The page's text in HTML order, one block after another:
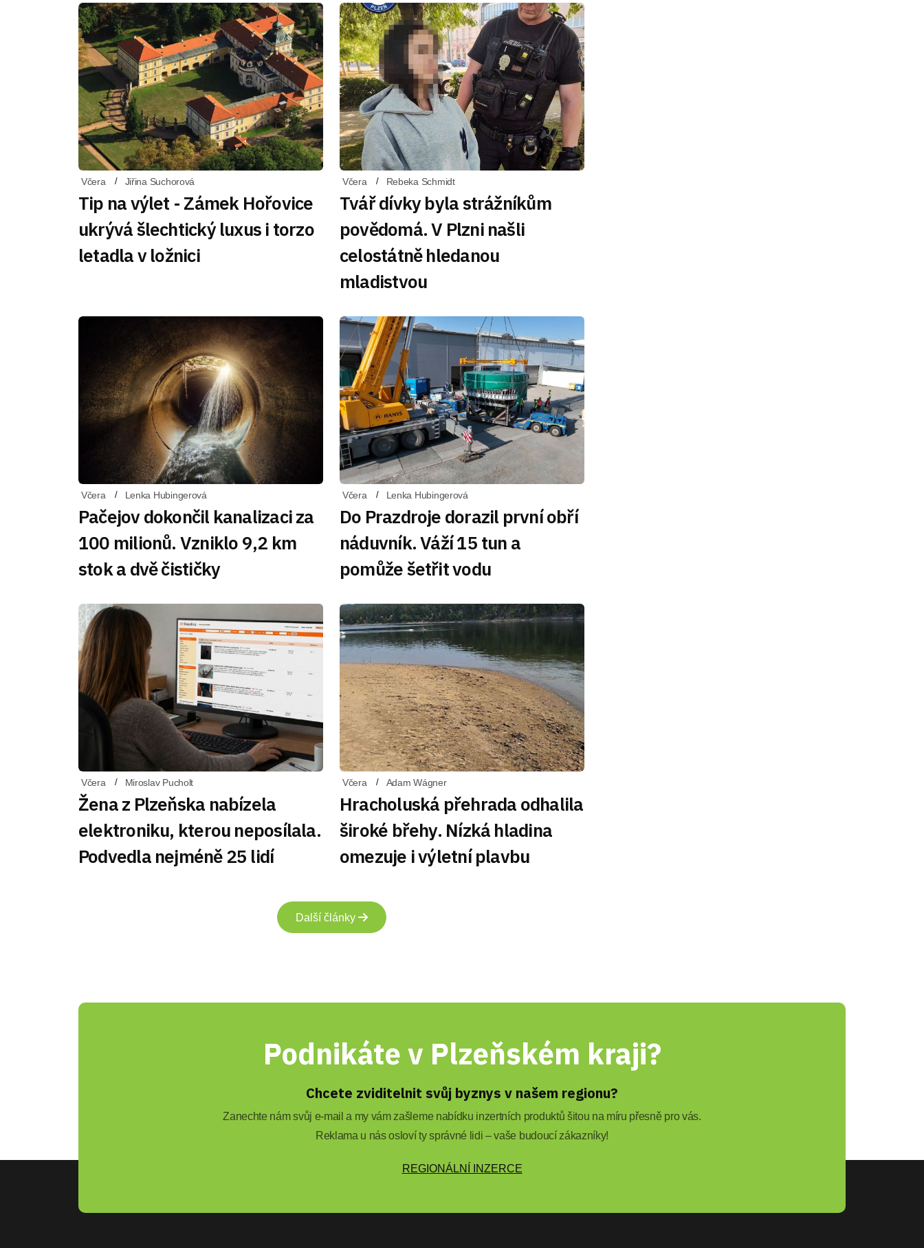
Včera Jiřina Suchorová
Tip na výlet - Zámek Hořovice
ukrývá šlechtický luxus i torzo
letadla v ložnici
Včera Rebeka Schmidt
Tvář dívky byla strážníkům
povědomá. V Plzni našli
celostátně hledanou
mladistvou
Včera Lenka Hubingerová
Pačejov dokončil kanalizaci za
100 milionů. Vzniklo 9,2 km
stok a dvě čističky
Včera Lenka Hubingerová
Do Prazdroje dorazil první obří
náduvník. Váží 15 tun a
pomůže šetřit vodu
Včera Miroslav Pucholt
Žena z Plzeňska nabízela
elektroniku, kterou neposílala.
Podvedla nejméně 25 lidí
Včera Adam Wágner
Hracholuská přehrada odhalila
široké břehy. Nízká hladina
omezuje i výletní plavbu
Další články
Podnikáte v Plzeňském kraji?
Chcete zviditelnit svůj byznys v našem regionu?
Zanechte nám svůj e-mail a my vám zašleme nabídku inzertních produktů šitou na míru přesně pro vás.
Reklama u nás osloví ty správné lidi – vaše budoucí zákazníky!
REGIONÁLNÍ INZERCE